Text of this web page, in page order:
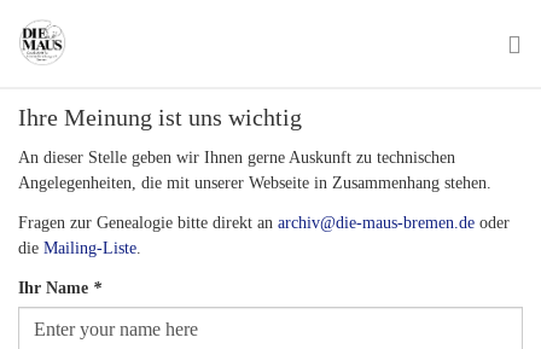
main
Ihre Meinung ist uns wichtig
An dieser Stelle geben wir Ihnen gerne Auskunft zu technischen
Angelegenheiten, die mit unserer Webseite in Zusammenhang stehen.
Fragen zur Genealogie bitte direkt an archiv@die-maus-bremen.de oder
die Mailing-Liste.
Ihr Name *